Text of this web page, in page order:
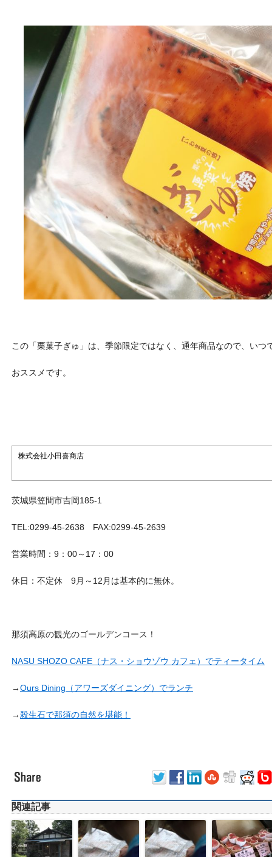
この「栗菓子ぎゅ」は、季節限定ではなく、通年商品なので、いつ
おススメです。
株式会社小田喜商店
茨城県笠間市吉岡185-1
TEL:0299-45-2638 FAX:0299-45-2639
営業時間：9：00～17：00
休日：不定休 9月～12月は基本的に無休。
那須高原の観光のゴールデンコース！
NASU SHOZO CAFE（ナス・ショウゾウ カフェ）でティータイム
→Ours Dining（アワーズダイニング）でランチ
→殺生石で那須の自然を堪能！
関連記事